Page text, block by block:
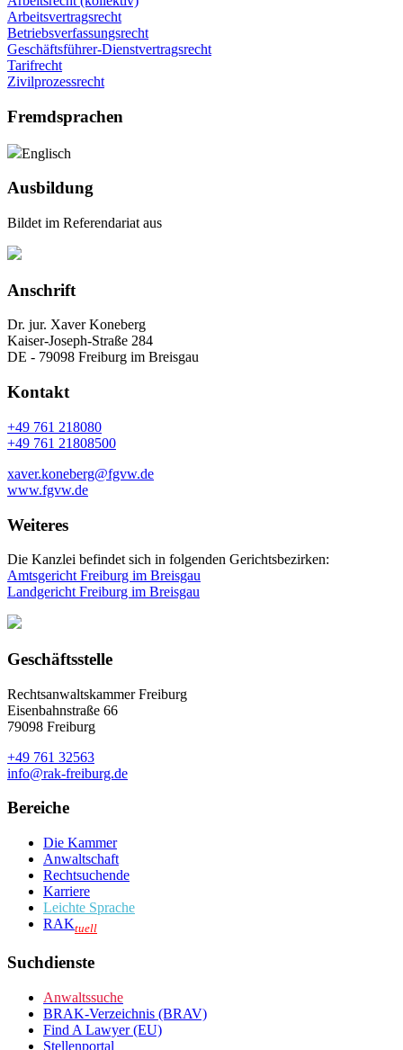
Arbeitsvertragsrecht
Betriebsverfassungsrecht
Geschäftsführer-Dienstvertragsrecht
Tarifrecht
Zivilprozessrecht
Fremdsprachen
Englisch
Ausbildung
Bildet im Referendariat aus
Anschrift
Dr. jur. Xaver Koneberg
Kaiser-Joseph-Straße 284
DE - 79098 Freiburg im Breisgau
Kontakt
+49 761 218080
+49 761 21808500
xaver.koneberg@fgvw.de
www.fgvw.de
Weiteres
Die Kanzlei befindet sich in folgenden Gerichtsbezirken:
Amtsgericht Freiburg im Breisgau
Landgericht Freiburg im Breisgau
Geschäftsstelle
Rechtsanwaltskammer Freiburg
Eisenbahnstraße 66
79098 Freiburg
+49 761 32563
info@rak-freiburg.de
Bereiche
Die Kammer
Anwaltschaft
Rechtsuchende
Karriere
Leichte Sprache
RAKtuell
Suchdienste
Anwaltssuche
BRAK-Verzeichnis (BRAV)
Find A Lawyer (EU)
Stellenportal